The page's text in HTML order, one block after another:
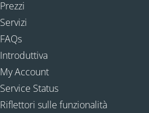
Prezzi
Servizi
FAQs
Introduttiva
My Account
Service Status
Riflettori sulle funzionalità